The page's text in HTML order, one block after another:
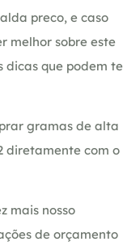
preco, e caso
melhor sobre este
dicas que podem te
gramas de alta
diretamente com o
mais nosso
de orçamento